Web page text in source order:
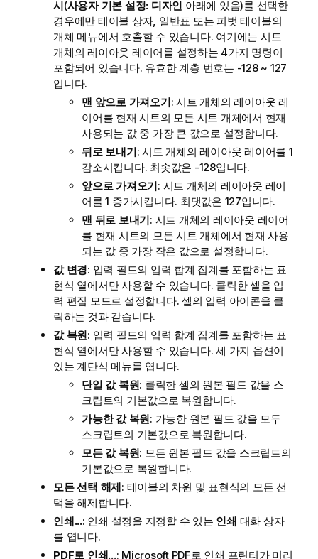
시(사용자 기본 설정: 디자인 아래에 있음)를 선택한
경우에만 테이블 상자, 일반표 또는 피벗 테이블의
개체 메뉴에서 호출할 수 있습니다. 여기에는 시트
개체의 레이아웃 레이어를 설정하는 4가지 명령이
포함되어 있습니다. 유효한 계층 번호는 -128 ~ 127
입니다.
맨 앞으로 가져오기: 시트 개체의 레이아웃 레
이어를 현재 시트의 모든 시트 개체에서 현재
사용되는 값 중 가장 큰 값으로 설정합니다.
뒤로 보내기: 시트 개체의 레이아웃 레이어를 1
감소시킵니다. 최솟값은 -128입니다.
앞으로 가져오기: 시트 개체의 레이아웃 레이
어를 1 증가시킵니다. 최댓값은 127입니다.
맨 뒤로 보내기: 시트 개체의 레이아웃 레이어
를 현재 시트의 모든 시트 개체에서 현재 사용
되는 값 중 가장 작은 값으로 설정합니다.
값 변경: 입력 필드의 입력 합계 집계를 포함하는 표
현식 열에서만 사용할 수 있습니다. 클릭한 셀을 입
력 편집 모드로 설정합니다. 셀의 입력 아이콘을 클
릭하는 것과 같습니다.
값 복원: 입력 필드의 입력 합계 집계를 포함하는 표
현식 열에서만 사용할 수 있습니다. 세 가지 옵션이
있는 계단식 메뉴를 엽니다.
단일 값 복원: 클릭한 셀의 원본 필드 값을 스
크립트의 기본값으로 복원합니다.
가능한 값 복원: 가능한 원본 필드 값을 모두
스크립트의 기본값으로 복원합니다.
모든 값 복원: 모든 원본 필드 값을 스크립트의
기본값으로 복원합니다.
모든 선택 해제: 테이블의 차원 및 표현식의 모든 선
택을 해제합니다.
인쇄...: 인쇄 설정을 지정할 수 있는 인쇄 대화 상자
를 엽니다.
PDF로 인쇄...: Microsoft PDF로 인쇄 프린터가 미리